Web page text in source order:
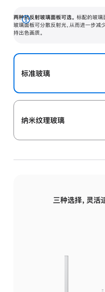
两种抗反射玻璃面板可选。 标配的玻璃
玻璃面板可分散反射光，从而进一步减
持出色画质。
展
开
标准玻璃
纳米纹理玻璃
三种选择，灵活